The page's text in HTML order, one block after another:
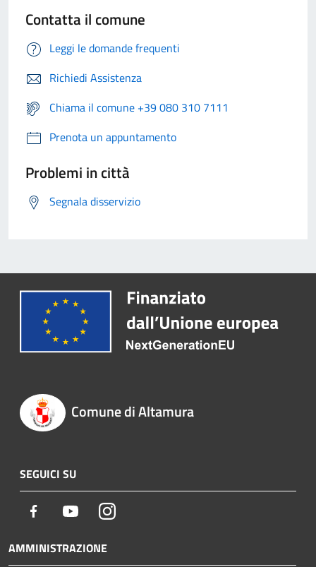
Contatta il comune
Leggi le domande frequenti
Richiedi Assistenza
Chiama il comune +39 080 310 7111
Prenota un appuntamento
Problemi in città
Segnala disservizio
Comune di Altamura
SEGUICI SU
Facebook YoutubeInstagram
AMMINISTRAZIONE